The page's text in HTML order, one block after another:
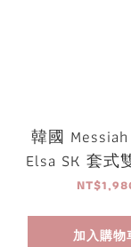
韓國 Messiah
Elsa SK 套式
紗裙】
加入購物